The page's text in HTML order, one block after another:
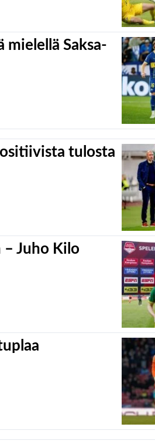
mielellä Saksa-
tulosta
Juho Kilo